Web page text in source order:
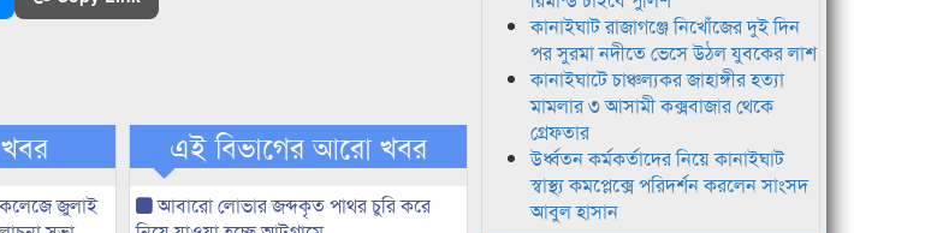
জুলাই
এই বিভাগের আরো খবর
আবারো লোভার জব্দকৃত পাথর চুরি করে
কানাইঘাট রাজাগঞ্জে নিখোঁজের দুই দিন
পর সুরমা নদীতে ভেসে উঠল যুবকের লাশ
কানাইঘাটে চাঞ্চল্যকর জাহাঙ্গীর হত্যা
মামলার ৩ আসামী কক্সবাজার থেকে
গ্রেফতার
উর্ধ্বতন কর্মকর্তাদের নিয়ে কানাইঘাট
স্বাস্থ্য কমপ্লেক্সে পরিদর্শন করলেন সাংসদ
আবুল হাসান